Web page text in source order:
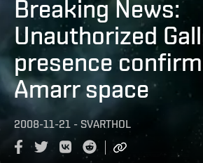
Breaking News:
Unauthorized
presence
Amarr space
2008-11-21 - SVARTHOL